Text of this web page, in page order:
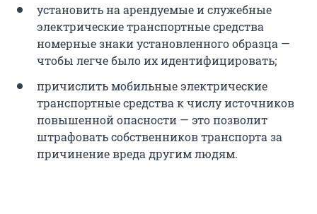
установить на арендуемые и служебные
электрические транспортные средства
номерные знаки установленного образца —
чтобы легче было их идентифицировать;
причислить мобильные электрические
транспортные средства к числу источников
повышенной опасности — это позволит
штрафовать собственников транспорта за
причинение вреда другим людям.